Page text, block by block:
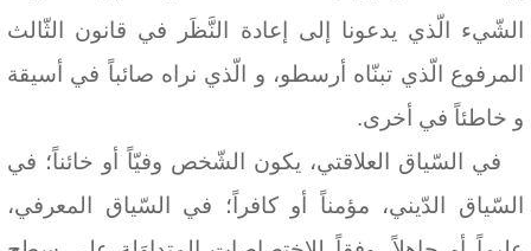
الشّيء الّذي يدعونا إلى إعادة النَّظَر في قانون الثّالث
المرفوع الّذي تبنّاه أرسطو، و الّذي نراه صائباً في أسيقة
و خاطئاً في أخرى.
في السّياق العلاقتي، يكون الشّخص وفيّاً أو خائناً؛ في
السّياق الدّيني، مؤمناً أو كافراً؛ في السّياق المعرفي،